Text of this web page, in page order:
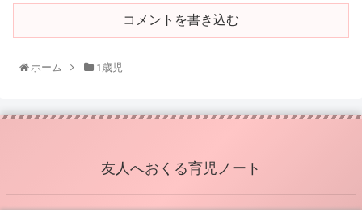
コメントを書き込む
ホーム 1歳児
友人へおくる育児ノート